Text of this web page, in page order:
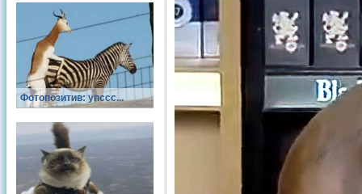
Фотопозитив: упссс...